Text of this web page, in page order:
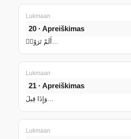
Lukmaan
20 · Apreiškimas
Lukmaan
21 · Apreiškimas
وَإِذَا قِيلَ…
Lukmaan